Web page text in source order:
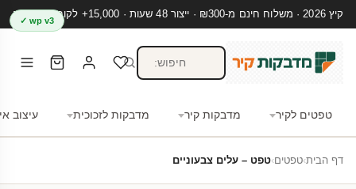
קיץ 2026 · משלוח חינם מ-₪300 · ייצור 48 שעות · 15,000+ לקוחות מרוצים
טפטים לקיר מדבקות קיר מדבקות לזכוכית עיצוב
wp v3 ✓
דף הבית›טפטים›טפט – עלים צבעוניים